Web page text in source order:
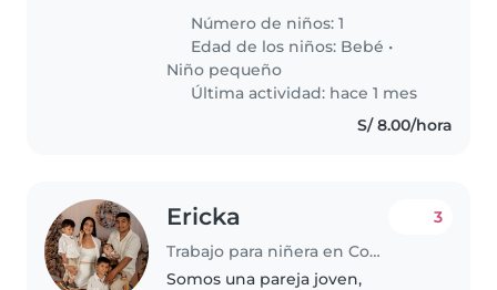
ella es un poco independiente y
llena de energía. Necesitamos a
alguien cómodo con mascotas,
cocina,..
Número de niños: 1
Edad de los niños: Bebé •
Niño pequeño
Última actividad: hace 1 mes
S/ 8.00/hora
Ericka
Trabajo para niñera en Comas (Departamento de Lima)
3
Somos una pareja joven,